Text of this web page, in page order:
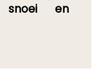
snoei en